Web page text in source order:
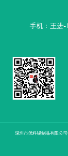
手机：王进-
深圳市优科锡制品有限公